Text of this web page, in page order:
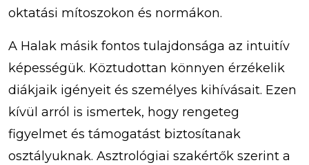
oktatási mítoszokon és normákon.
A Halak másik fontos tulajdonsága az intuitív
képességük. Köztudottan könnyen érzékelik
diákjaik igényeit és személyes kihívásait. Ezen
kívül arról is ismertek, hogy rengeteg
figyelmet és támogatást biztosítanak
osztályuknak. Asztrológiai szakértők szerint a